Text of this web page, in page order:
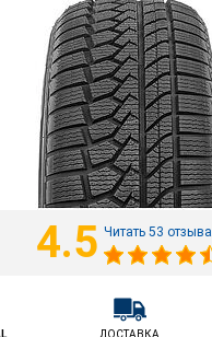
4.5 Читать 53 отзыва
ДОСТАВКА